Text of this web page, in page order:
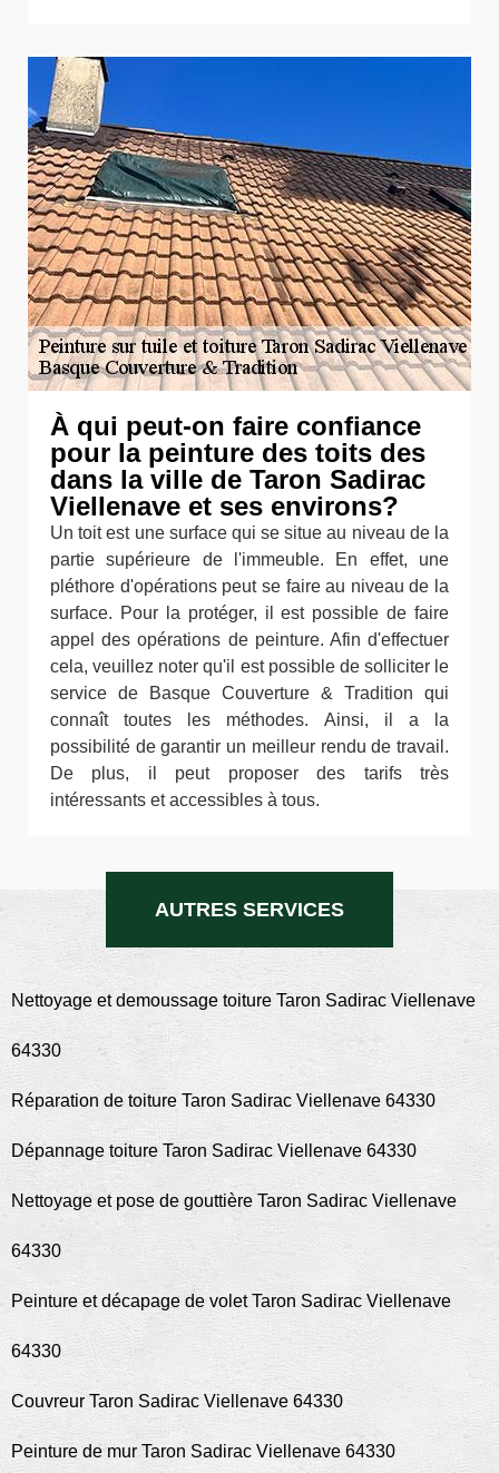
À qui peut-on faire confiance
pour la peinture des toits des
dans la ville de Taron Sadirac
Viellenave et ses environs?
Un toit est une surface qui se situe au niveau de la
partie supérieure de l'immeuble. En effet, une
pléthore d'opérations peut se faire au niveau de la
surface. Pour la protéger, il est possible de faire
appel des opérations de peinture. Afin d'effectuer
cela, veuillez noter qu'il est possible de solliciter le
service de Basque Couverture & Tradition qui
connaît toutes les méthodes. Ainsi, il a la
possibilité de garantir un meilleur rendu de travail.
De plus, il peut proposer des tarifs très
intéressants et accessibles à tous.
AUTRES SERVICES
Nettoyage et demoussage toiture Taron Sadirac Viellenave
64330
Réparation de toiture Taron Sadirac Viellenave 64330
Dépannage toiture Taron Sadirac Viellenave 64330
Nettoyage et pose de gouttière Taron Sadirac Viellenave
64330
Peinture et décapage de volet Taron Sadirac Viellenave
64330
Couvreur Taron Sadirac Viellenave 64330
Peinture de mur Taron Sadirac Viellenave 64330